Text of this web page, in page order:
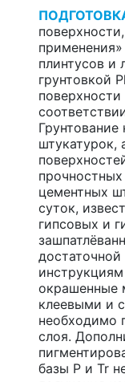
плинтусов и
грунтовкой
штукатурок,
цементных
суток,
гипсовых и
окрашенные
клеевыми и
необходимо
слоя.
базы P и Tr